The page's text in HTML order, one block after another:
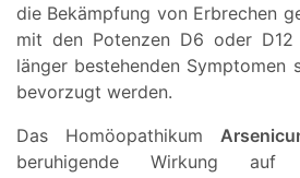
die Bekämpfung von Erbrechen
mit den Potenzen D6 oder
länger bestehenden Symptomen
bevorzugt werden.
Das Homöopathikum
beruhigende Wirkung